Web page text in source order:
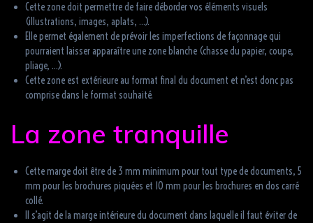
Cette zone doit permettre de faire déborder vos éléments visuels
(illustrations, images, aplats, …).
Elle permet également de prévoir les imperfections de façonnage qui
pourraient laisser apparaître une zone blanche (chasse du papier, coupe,
pliage, …).
Cette zone est extérieure au format final du document et n’est donc pas
comprise dans le format souhaité.
La zone tranquille
Cette marge doit être de 3 mm minimum pour tout type de documents, 5
mm pour les brochures piquées et 10 mm pour les brochures en dos carré
collé.
Il s’agit de la marge intérieure du document dans laquelle il faut éviter de